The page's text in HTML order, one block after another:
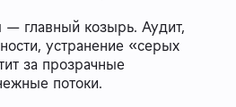
главный козырь. Аудит,
устранение «серых
за прозрачные
потоки.